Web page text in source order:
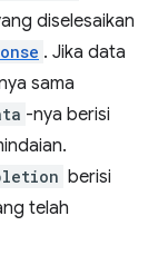
diselesaikan
. Jika data
sama
-nya berisi
berisi
telah